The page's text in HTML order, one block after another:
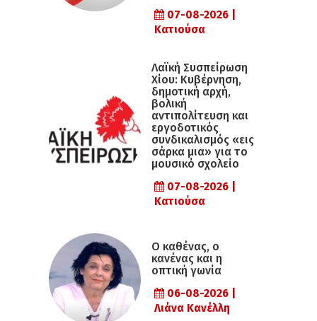
07-08-2026 |
Κατιούσα
Λαϊκή Συσπείρωση
Χίου: Κυβέρνηση,
δημοτική αρχή,
βολική
αντιπολίτευση και
εργοδοτικός
συνδικαλισμός «εις
σάρκα μια» για το
μουσικό σχολείο
07-08-2026 |
Κατιούσα
Ο καθένας, ο
κανένας και η
οπτική γωνία
06-08-2026 |
Λιάνα Κανέλλη